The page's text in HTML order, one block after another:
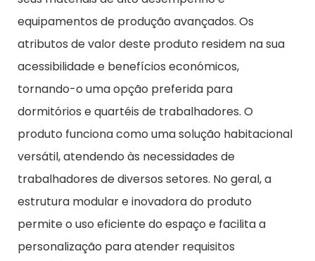
equipamentos de produção avançados. Os
atributos de valor deste produto residem na sua
acessibilidade e benefícios económicos,
tornando-o uma opção preferida para
dormitórios e quartéis de trabalhadores. O
produto funciona como uma solução habitacional
versátil, atendendo às necessidades de
trabalhadores de diversos setores. No geral, a
estrutura modular e inovadora do produto
permite o uso eficiente do espaço e facilita a
personalização para atender requisitos